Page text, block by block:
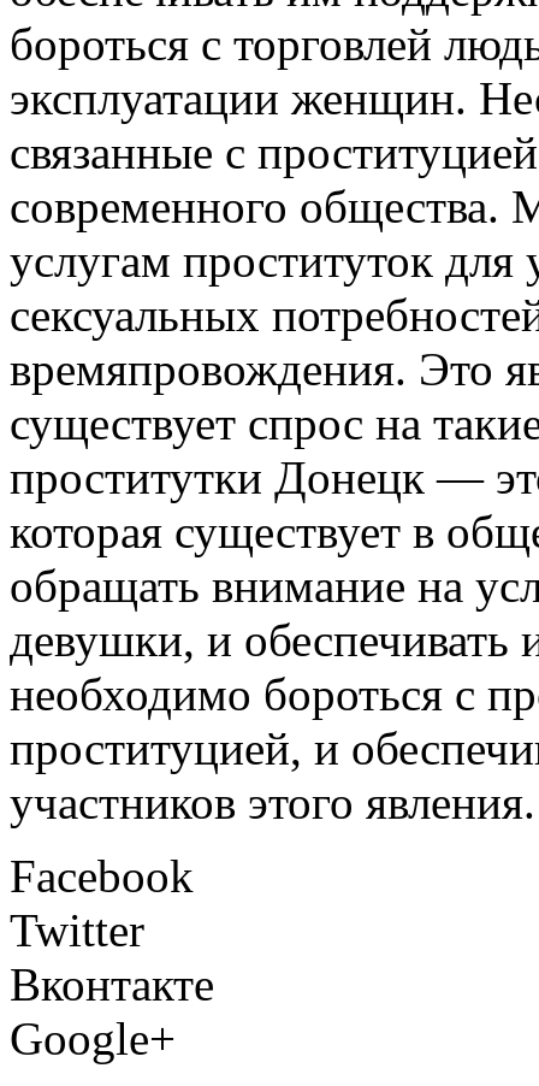
бороться с торговлей
эксплуатации женщин.
связанные с
современного
услугам проституток для
сексуальных
времяпровождения. Это
существует спрос на
проститутки Донецк —
которая существует в
обращать внимание на
девушки, и
необходимо бороться с
проституцией, и
участников этого явления.
Facebook
Twitter
Вконтакте
Google+